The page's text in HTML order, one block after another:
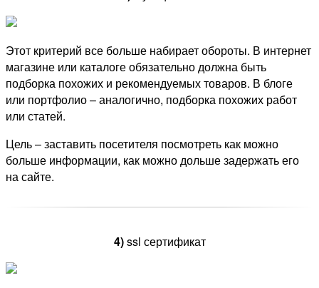
Этот критерий все больше набирает обороты. В интернет
магазине или каталоге обязательно должна быть
подборка похожих и рекомендуемых товаров. В блоге
или портфолио – аналогично, подборка похожих работ
или статей.
Цель – заставить посетителя посмотреть как можно
больше информации, как можно дольше задержать его
на сайте.
4)ssl сертификат